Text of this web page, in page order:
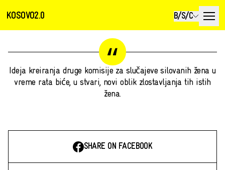
KOSOVO2.0 B/S/C
Ideja kreiranja druge komisije za slučajeve silovanih žena u
vreme rata biće, u stvari, novi oblik zlostavljanja tih istih
žena.
SHARE ON FACEBOOK